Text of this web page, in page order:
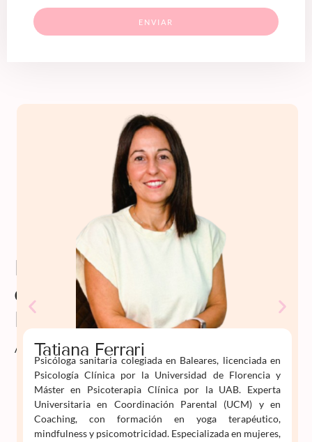
ENVIAR
Profesorado
de
Psiko
Aprende
Tatiana Ferrari
Psicóloga sanitaria colegiada en Baleares, licenciada en
Psicología Clínica por la Universidad de Florencia y
Máster en Psicoterapia Clínica por la UAB. Experta
Universitaria en Coordinación Parental (UCM) y en
Coaching, con formación en yoga terapéutico,
mindfulness y psicomotricidad. Especializada en mujeres,